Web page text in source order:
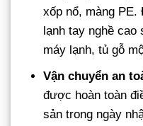
xốp nổ, màng
lạnh tay nghề cao
máy lạnh, tủ gỗ
Vận chuyển an
được hoàn toàn
sản trong ngày